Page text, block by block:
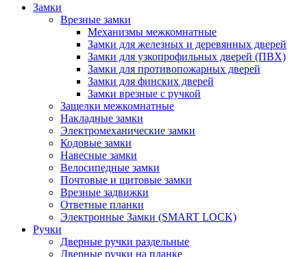
Замки
Врезные замки
Механизмы межкомнатные
Замки для железных и деревянных дверей
Замки для узкопрофильных дверей (ПВХ)
Замки для противопожарных дверей
Замки для финских дверей
Замки врезные с ручкой
Защелки межкомнатные
Накладные замки
Электромеханические замки
Кодовые замки
Навесные замки
Велосипедные замки
Почтовые и щитовые замки
Врезные задвижки
Ответные планки
Электронные Замки (SMART LOCK)
Ручки
Дверные ручки раздельные
Дверные ручки на планке